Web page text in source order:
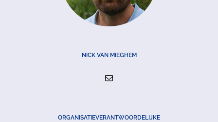
NICK VAN MIEGHEM
ORGANISATIEVERANTWOORDELIJKE